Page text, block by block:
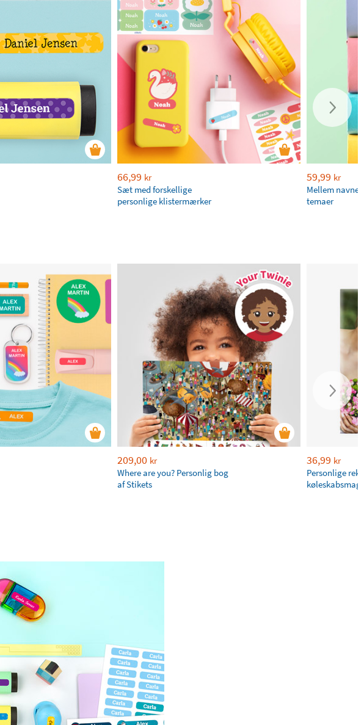
66,99 kr
Sæt med forskellige
personlige klistermærker
59,99 kr
Mellem
temaer
209,00 kr
Where are you? Personlig bog
af Stikets
36,99 kr
Personlige